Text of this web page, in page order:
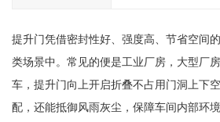
提升门凭借密封性好、强度高、节省空间
类场景中。常见的便是工业厂房，大型厂
车，提升门向上开启折叠不占用门洞上下
配，还能抵御风雨灰尘，保障车间内部环